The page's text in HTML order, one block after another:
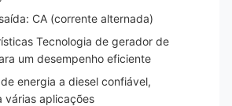
CA (corrente alternada)
Tecnologia de gerador de
um desempenho eficiente
energia a diesel confiável,
várias aplicações